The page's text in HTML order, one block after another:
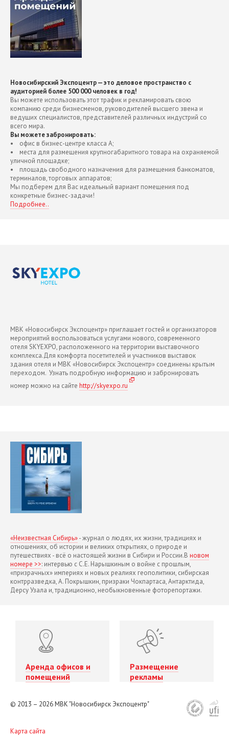
Новосибирский Экспоцентр — это деловое пространство с
аудиторией более 500 000 человек в год!
Вы можете использовать этот трафик и рекламировать свою
компанию среди бизнесменов, руководителей высшего звена и
ведущих специалистов, представителей различных индустрий со
всего мира.
Вы можете забронировать:
• офис в бизнес-центре класса А;
• места для размещения крупногабаритного товара на охраняемой
уличной площадке;
• площадь свободного назначения для размещения банкоматов,
терминалов, торговых аппаратов;
Мы подберем для Вас идеальный вариант помещения под
конкретные бизнес-задачи!
Подробнее..
МВК «Новосибирск Экспоцентр» приглашает гостей и организаторов
мероприятий воспользоваться услугами нового, современного
отеля SKYEXPO, расположенного на территории выставочного
комплекса.Для комфорта посетителей и участников выставок
здания отеля и МВК «Новосибирск Экспоцентр» соединены крытым
переходом. Узнать подробную информацию и забронировать
номер можно на сайте http://skyexpo.ru
«Неизвестная Сибирь»- журнал о людях, их жизни, традициях и
отношениях, об истории и великих открытиях, о природе и
путешествиях - всё о настоящей жизни в Сибири и России.В новом
номере >>: интервью с С.Е. Нарышкиным о войне с прошлым,
«призрачных» империях и новых реалиях геополитики, сибирская
контрразведка, А. Покрышкин, призраки Чокпартаса, Антарктида,
Дерсу Узала и, традиционно, необыкновенные фоторепортажи.
Аренда офисов и
помещений
Размещение
рекламы
© 2013 – 2026МВК "Новосибирск Экспоцентр"
Карта сайта